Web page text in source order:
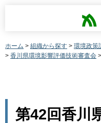
ホーム > 組織から探す > 環境政策
> 香川県環境影響評価技術審査会
第42回香川